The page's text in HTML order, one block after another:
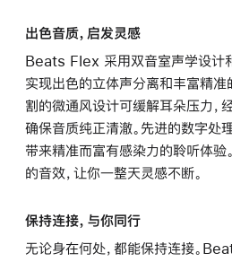
出色音质，启发灵感
Beats Flex 采用双音室声学设计
实现出色的立体声分离和丰富精准
割的微通风设计可缓解耳朵压力，
确保音质纯正清澈。先进的数字处
带来精准而富有感染力的聆听体验
的音效，让你一整天灵感不断。
保持连接，与你同行
无论身在何处，都能保持连接。